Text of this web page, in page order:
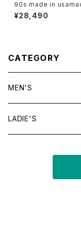
90s made in
dia l/s tee
¥28,490
CATEGORY
MEN'S
tops
LADIE'S